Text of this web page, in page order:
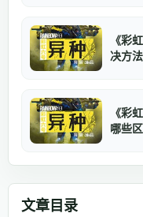
《彩
决方法
《彩
哪些
文章目录